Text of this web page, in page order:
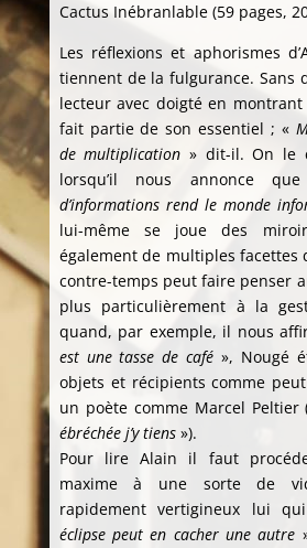
Cactus Inébranlable (59 pages,
Les réflexions et aphorismes
tiennent de la fulgurance. Sans
lecteur avec doigté en montrant
fait partie de son essentiel ; «
de multiplication » dit-il. On le
lorsqu’il nous annonce
d’informations rend le monde
lui-même se joue des
également de multiples facettes
contre-temps peut faire penser
plus particulièrement à la
quand, par exemple, il nous
est une tasse de café », Nougé
objets et récipients comme
un poète comme Marcel
ébréchée j’y tiens»).
Pour lire Alain il faut
maxime à une sorte de
rapidement vertigineux lui
éclipse peut en cacher une autre